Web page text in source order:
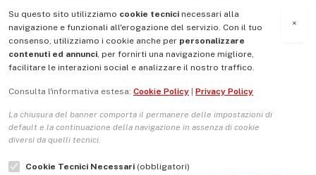
×
Su questo sito utilizziamo cookie tecnici necessari alla
navigazione e funzionali all'erogazione del servizio. Con il tuo
consenso, utilizziamo i cookie anche per personalizzare
contenuti ed annunci, per fornirti una navigazione migliore,
facilitare le interazioni social e analizzare il nostro traffico.
Consulta l'informativa estesa: Cookie Policy Privacy Policy
La chiusura del banner comporta il permanere delle impostazioni di
default e la continuazione della navigazione in assenza di cookie
diversi da quelli tecnici.
Cookie Tecnici Necessari (obbligatori)